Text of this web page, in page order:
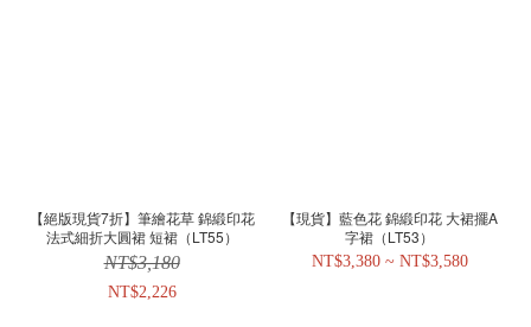
【絕版現貨7折】筆繪花草 錦緞印花
法式細折大圓裙 短裙（LT55）
NT$3,180
NT$2,226
【現貨】藍色花 錦緞印花 大裙擺A
字裙（LT53）
NT$3,380 ~ NT$3,580